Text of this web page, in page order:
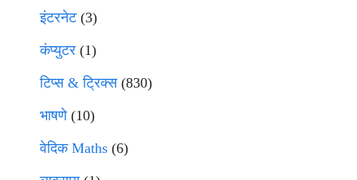
इंटरनेट(3)
कंप्युटर (1)
टिप्स & ट्रिक्स(830)
भाषणे(10)
वेदिक Maths (6)